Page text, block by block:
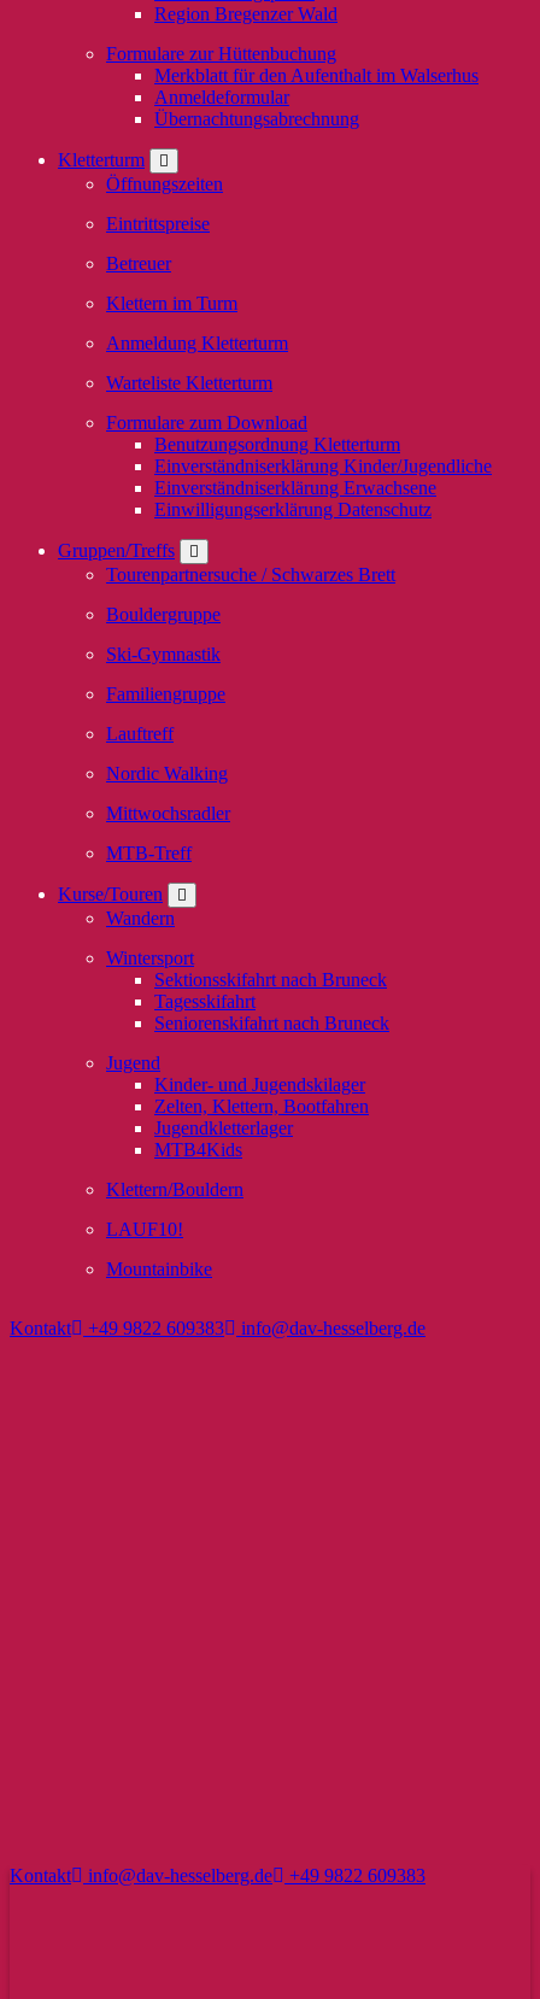
Region Bregenzer Wald
Formulare zur Hüttenbuchung
Merkblatt für den Aufenthalt im Walserhus
Anmeldeformular
Übernachtungsabrechnung
Kletterturm
Öffnungszeiten
Eintrittspreise
Betreuer
Klettern im Turm
Anmeldung Kletterturm
Warteliste Kletterturm
Formulare zum Download
Benutzungsordnung Kletterturm
Einverständniserklärung Kinder/Jugendliche
Einverständniserklärung Erwachsene
Einwilligungserklärung Datenschutz
Gruppen/Treffs
Tourenpartnersuche / Schwarzes Brett
Bouldergruppe
Ski-Gymnastik
Familiengruppe
Lauftreff
Nordic Walking
Mittwochsradler
MTB-Treff
Kurse/Touren
Wandern
Wintersport
Sektionsskifahrt nach Bruneck
Tagesskifahrt
Seniorenskifahrt nach Bruneck
Jugend
Kinder- und Jugendskilager
Zelten, Klettern, Bootfahren
Jugendkletterlager
MTB4Kids
Klettern/Bouldern
LAUF10!
Mountainbike
Kontakt +49 9822 609383 info@dav-hesselberg.de
Kontakt info@dav-hesselberg.de +49 9822 609383